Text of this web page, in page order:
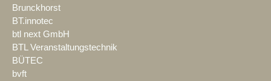
Brunckhorst
BT.innotec
btl next GmbH
BTL Veranstaltungstechnik
BÜTEC
bvft